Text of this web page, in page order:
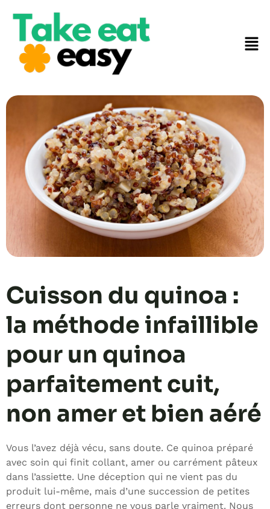
Cuisson du quinoa :
la méthode infaillible
pour un quinoa
parfaitement cuit,
non amer et bien aéré
Vous l’avez déjà vécu, sans doute. Ce quinoa préparé
avec soin qui finit collant, amer ou carrément pâteux
dans l’assiette. Une déception qui ne vient pas du
produit lui-même, mais d’une succession de petites
erreurs dont personne ne vous parle vraiment. Nous